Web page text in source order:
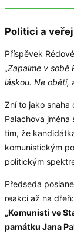
Politici a
Příspěvek
„Zapalme v sobě
láskou. Ne obětí,
Zní to jako snaha
Palachova jména
tím, že
komunistickým
politickým
Předseda
reakci až na dřeň:
„Komunisti ve
památku Jana